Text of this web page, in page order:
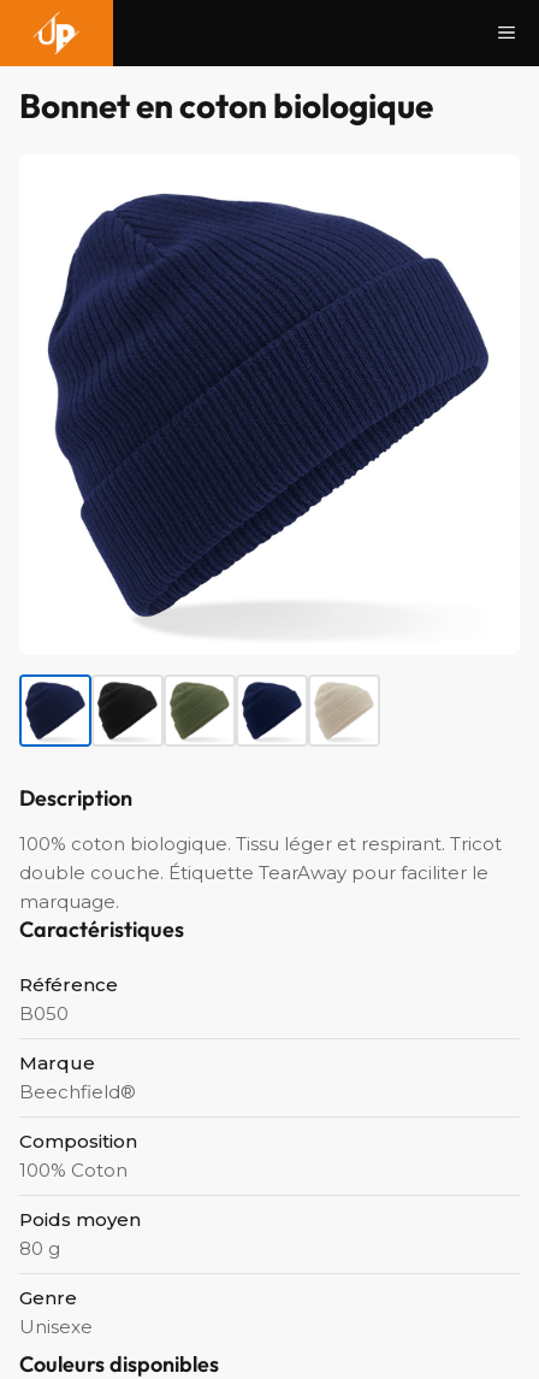
contenu
Bonnet en coton biologique
Description
100% coton biologique. Tissu léger et respirant. Tricot
double couche. Étiquette TearAway pour faciliter le
marquage.
Caractéristiques
Référence
B050
Marque
Beechfield®
Composition
100% Coton
Poids moyen
80 g
Genre
Unisexe
Couleurs disponibles